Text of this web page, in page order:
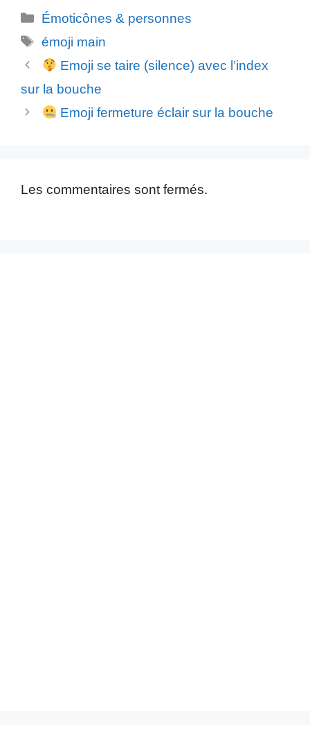
Catégories
Émoticônes & personnes
Étiquettes
émoji main
Emoji se taire (silence) avec l’index
sur la bouche
Emoji fermeture éclair sur la bouche
Les commentaires sont fermés.